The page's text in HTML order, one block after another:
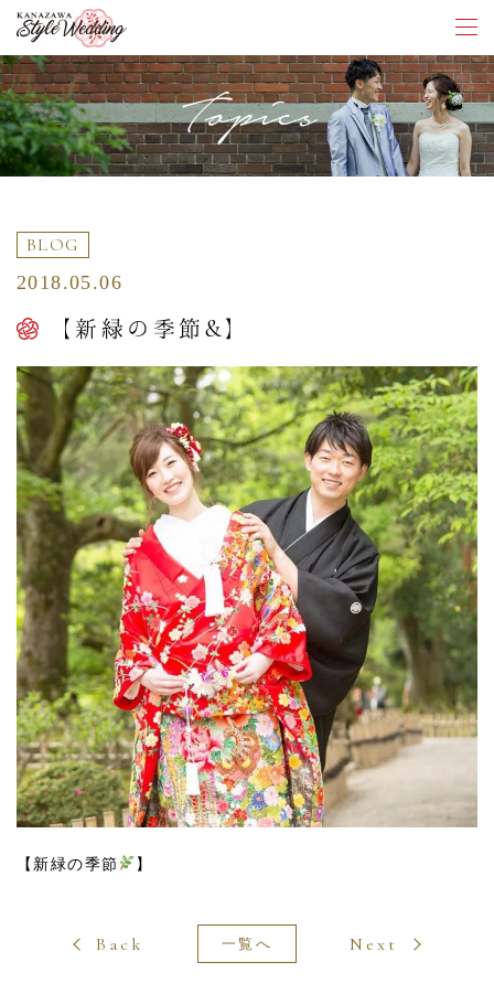
Topics
BLOG
2018.05.06
【新緑の季節&】
【新緑の季節 】
一覧へ
Back Next